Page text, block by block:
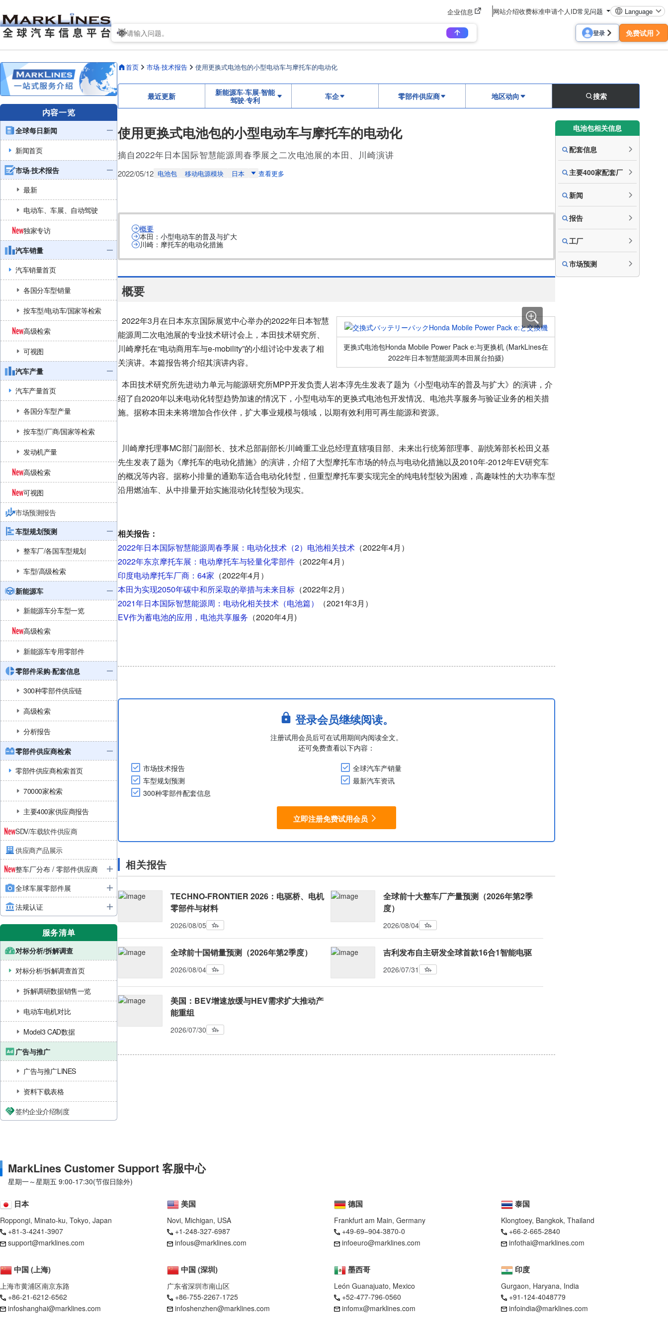
企业信息 网站介绍收费标准申请个人ID常见问题 Language
登录 免费试用
内容一览
全球每日新闻
新闻首页
市场·技术报告
最新
电动车、车展、自动驾驶
独家专访
汽车销量
汽车销量首页
各国分车型销量
按车型/电动车/国家等检索
高级检索
可视图
汽车产量
汽车产量首页
各国分车型产量
按车型/厂商/国家等检索
发动机产量
高级检索
可视图
市场预测报告
车型规划预测
整车厂/各国车型规划
车型/高级检索
新能源车
新能源车分车型一览
高级检索
新能源车专用零部件
零部件采购·配套信息
300种零部件供应链
高级检索
分析报告
零部件供应商检索
零部件供应商检索首页
70000家检索
主要400家供应商报告
SDV/车载软件供应商
供应商产品展示
整车厂分布 / 零部件供应商
全球车展零部件展
法规认证
服务清单
对标分析/拆解调查
对标分析/拆解调查首页
拆解调研数据销售一览
电动车电机对比
Model3 CAD数据
广告与推广
广告与推广LINES
资料下载表格
签约企业介绍制度
首页 市场·技术报告 使用更换式电池包的小型电动车与摩托车的电动化
最近更新
新能源车·车展·智能
驾驶·专利
车企 零部件供应商 地区动向 搜索
使用更换式电池包的小型电动车与摩托车的电动化
摘自2022年日本国际智慧能源周春季展之二次电池展的本田、川崎演讲
2022/05/12 电池包 移动电源模块 日本 查看更多
概要
本田：小型电动车的普及与扩大
川崎：摩托车的电动化措施
概要
更换式电池包Honda Mobile Power Pack e:与更换机 (MarkLines在
2022年日本智慧能源周本田展台拍摄)
2022年3月在日本东京国际展览中心举办的2022年日本智慧
能源周二次电池展的专业技术研讨会上，本田技术研究所、
川崎摩托在“电动商用车与e-mobility”的小组讨论中发表了相
关演讲。本篇报告将介绍其演讲内容。
本田技术研究所先进动力单元与能源研究所MPP开发负责人岩本淳先生发表了题为《小型电动车的普及与扩大》的演讲，介
绍了自2020年以来电动化转型趋势加速的情况下，小型电动车的更换式电池包开发情况、电池共享服务与验证业务的相关措
施。据称本田未来将增加合作伙伴，扩大事业规模与领域，以期有效利用可再生能源和资源。
川崎摩托理事MC部门副部长、技术总部副部长/川崎重工业总经理直辖项目部、未来出行统筹部理事、副统筹部长松田义基
先生发表了题为《摩托车的电动化措施》的演讲，介绍了大型摩托车市场的特点与电动化措施以及2010年-2012年EV研究车
的概况等内容。据称小排量的通勤车适合电动化转型，但重型摩托车要实现完全的纯电转型较为困难，高趣味性的大功率车型
沿用燃油车、从中排量开始实施混动化转型较为现实。
相关报告：
2022年日本国际智慧能源周春季展：电动化技术（2）电池相关技术 （2022年4月）
2022年东京摩托车展：电动摩托车与轻量化零部件 （2022年4月）
印度电动摩托车厂商：64家 （2022年4月）
本田为实现2050年碳中和所采取的举措与未来目标 （2022年2月）
2021年日本国际智慧能源周：电动化相关技术（电池篇）
（2021年3月）
EV作为蓄电池的应用，电池共享服务 （2020年4月)
登录会员继续阅读。
注册试用会员后可在试用期间内阅读全文。
还可免费查看以下内容：
市场技术报告
全球汽车产销量
车型规划预测
最新汽车资讯
300种零部件配套信息
立即注册免费试用会员
相关报告
TECHNO-FRONTIER 2026：电驱桥、电机
零部件与材料
2026/08/05
全球前十大整车厂产量预测（2026年第2季
度）
2026/08/04
全球前十国销量预测（2026年第2季度）
2026/08/04
吉利发布自主研发全球首款16合1智能电驱
2026/07/31
美国：BEV增速放缓与HEV需求扩大推动产
能重组
2026/07/30
电池包相关信息
配套信息
主要400家配套厂
新闻
报告
工厂
市场预测
MarkLines Customer Support 客服中心
星期一～星期五 9:00-17:30(节假日除外)
日本
Roppongi, Minato-ku, Tokyo, Japan
+81-3-4241-3907
support@marklines.com
美国
Novi, Michigan, USA
+1-248-327-6987
infous@marklines.com
墨西哥
León Guanajuato, Mexico
+52-477-796-0560
infomx@marklines.com
德国
Frankfurt am Main, Germany
+49-69–904-3870-0
infoeuro@marklines.com
中国 (上海)
上海市黄浦区南京东路
+86-21-6212-6562
infoshanghai@marklines.com
中国 (深圳)
广东省深圳市南山区
+86-755-2267-1725
infoshenzhen@marklines.com
泰国
Klongtoey, Bangkok, Thailand
+66-2-665-2840
infothai@marklines.com
印度
Gurgaon, Haryana, India
+91-124-4048779
infoindia@marklines.com